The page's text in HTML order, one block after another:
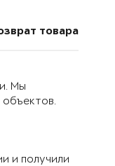
товара
Мы
и получили